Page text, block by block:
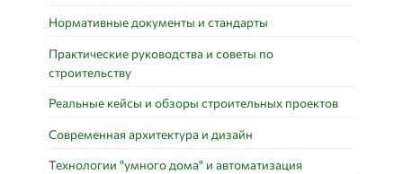
Нормативные документы и стандарты
Практические руководства и советы по
строительству
Реальные кейсы и обзоры строительных проектов
Современная архитектура и дизайн
Технологии "умного дома" и автоматизация